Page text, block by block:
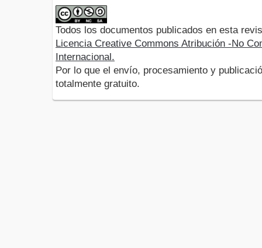
Todos los documentos publicados en esta
Licencia Creative Commons Atribución -No
Internacional.
Por lo que el envío, procesamiento y
totalmente gratuito.